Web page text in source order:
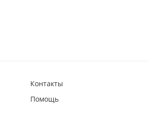
Контакты
Помощь